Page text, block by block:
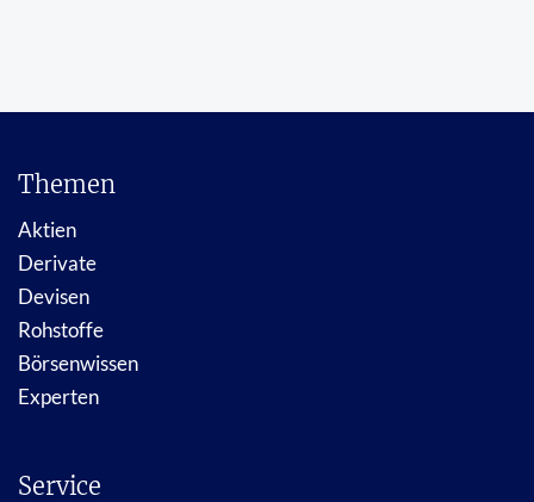
Themen
Aktien
Derivate
Devisen
Rohstoffe
Börsenwissen
Experten
Service